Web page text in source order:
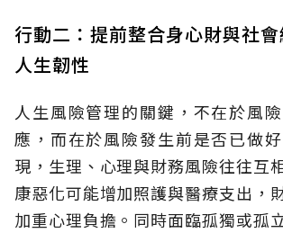
行動二：提前整合身心財與社
人生韌性
人生風險管理的關鍵，不在於風
應，而在於風險發生前是否已做
現，生理、心理與財務風險往往互
康惡化可能增加照護與醫療支出，
加重心理負擔。同時面臨孤獨或孤